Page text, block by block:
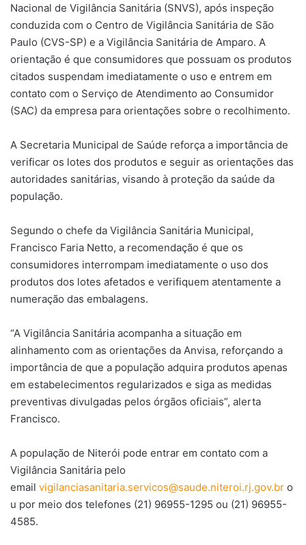
Nacional de Vigilância Sanitária (SNVS), após inspeção
conduzida com o Centro de Vigilância Sanitária de São
Paulo (CVS-SP) e a Vigilância Sanitária de Amparo. A
orientação é que consumidores que possuam os produtos
citados suspendam imediatamente o uso e entrem em
contato com o Serviço de Atendimento ao Consumidor
(SAC) da empresa para orientações sobre o recolhimento.
A Secretaria Municipal de Saúde reforça a importância de
verificar os lotes dos produtos e seguir as orientações das
autoridades sanitárias, visando à proteção da saúde da
população.
Segundo o chefe da Vigilância Sanitária Municipal,
Francisco Faria Netto, a recomendação é que os
consumidores interrompam imediatamente o uso dos
produtos dos lotes afetados e verifiquem atentamente a
numeração das embalagens.
“A Vigilância Sanitária acompanha a situação em
alinhamento com as orientações da Anvisa, reforçando a
importância de que a população adquira produtos apenas
em estabelecimentos regularizados e siga as medidas
preventivas divulgadas pelos órgãos oficiais”, alerta
Francisco.
A população de Niterói pode entrar em contato com a
Vigilância Sanitária pelo
email vigilanciasanitaria.servicos@saude.niteroi.rj.gov.br o
u por meio dos telefones (21) 96955-1295 ou (21) 96955-
4585.